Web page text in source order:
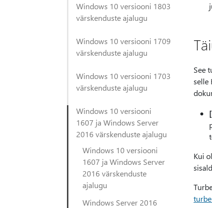
Windows 10 versiooni 1803
värskenduste ajalugu
Windows 10 versiooni 1709
värskenduste ajalugu
Windows 10 versiooni 1703
värskenduste ajalugu
Windows 10 versiooni
1607 ja Windows Server
2016 värskenduste ajalugu
Windows 10 versiooni
1607 ja Windows Server
2016 värskenduste
ajalugu
Windows Server 2016
See
selle
Kui